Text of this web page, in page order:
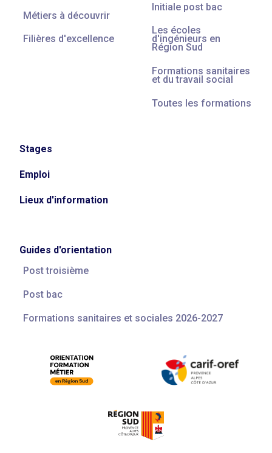
Métiers à découvrir
Filières d'excellence
Initiale post bac
Les écoles
d'ingénieurs en
Région Sud
Formations sanitaires
et du travail social
Toutes les formations
Stages
Emploi
Lieux d'information
Guides d'orientation
Post troisième
Post bac
Formations sanitaires et sociales 2026-2027